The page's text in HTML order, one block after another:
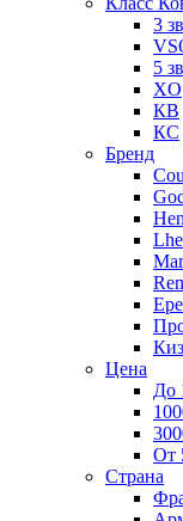
3
5
XO
КВ
КС
Бренд
Цена
До
От
Страна